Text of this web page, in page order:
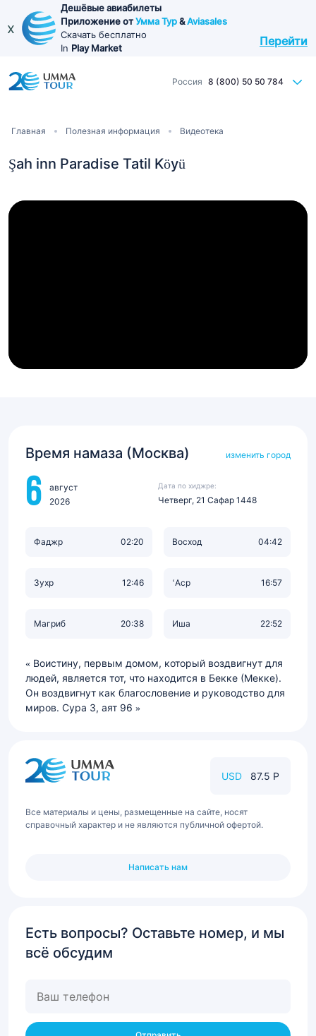
Перейти
основному
x
Дешёвые авиабилеты
Приложение отУмма Тур&Aviasales
Скачать бесплатно
In Play Market Перейти
Россия 8 (800) 50 50 784
Строка
навигации
Главная Полезная информация Видеотека
Şah inn Paradise Tatil Köyü
Время намаза (Москва) изменить город
6
август
2026
Дата по хиджре:
Четверг, 21 Сафар 1448
Фаджр 02:20 Восход 04:42
Зухр 12:46 ‘Аср 16:57
Магриб 20:38 Иша 22:52
Воистину, первым домом, который воздвигнут для
людей, является тот, что находится в Бекке (Мекке).
Он воздвигнут как благословение и руководство для
миров. Сура 3, аят 96
USD 87.5 Р
Все материалы и цены, размещенные на сайте, носят
справочный характер и не являются публичной офертой.
Написать нам
Есть вопросы? Оставьте номер, и мы
всё обсудим
телефон